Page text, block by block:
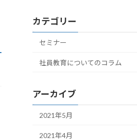
カテゴリー
セミナー
社員教育についてのコラム
アーカイブ
2021年5月
2021年4月